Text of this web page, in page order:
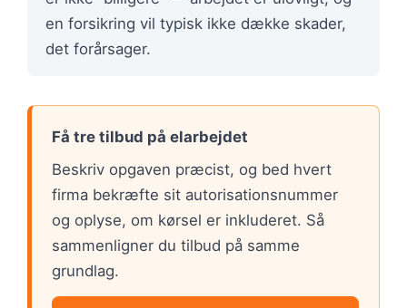
en forsikring vil typisk ikke dække skader,
det forårsager.
Få tre tilbud på elarbejdet
Beskriv opgaven præcist, og bed hvert
firma bekræfte sit autorisationsnummer
og oplyse, om kørsel er inkluderet. Så
sammenligner du tilbud på samme
grundlag.